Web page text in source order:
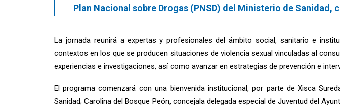
Plan Nacional sobre Drogas (PNSD) del Ministerio de
La jornada reunirá a expertas y profesionales del ámbito social, sanitario e
contextos en los que se producen situaciones de violencia sexual vinculadas al
experiencias e investigaciones, así como avanzar en estrategias de prevención e
El programa comenzará con una bienvenida institucional, por parte de Xisca
Sanidad; Carolina del Bosque Peón, concejala delegada especial de Juventud del